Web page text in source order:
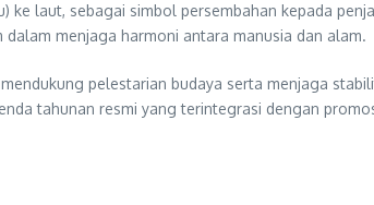
laut, sebagai simbol persembahan kepada
menjaga harmoni antara manusia dan alam.
pelestarian budaya serta menjaga
tahunan resmi yang terintegrasi dengan